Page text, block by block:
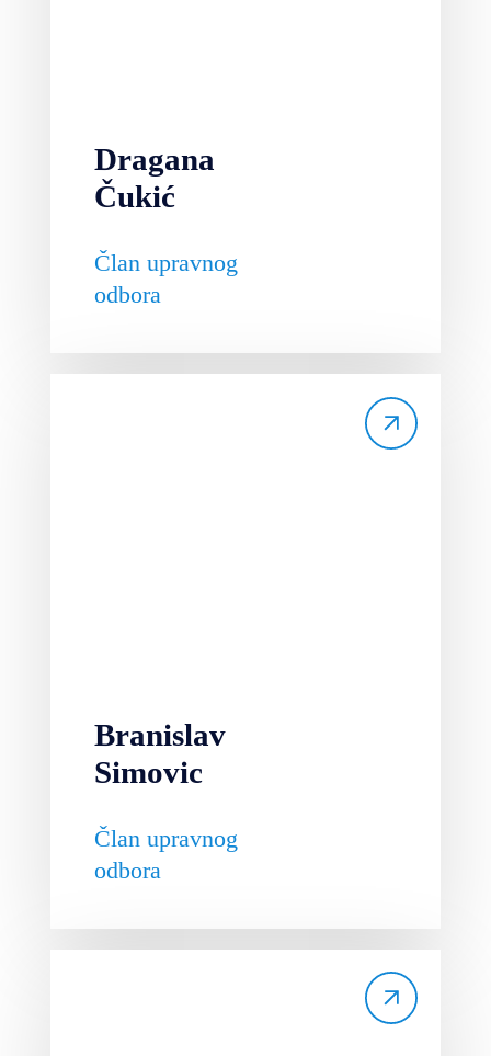
Dragana
Čukić
Član upravnog
odbora
Branislav
Simovic
Član upravnog
odbora